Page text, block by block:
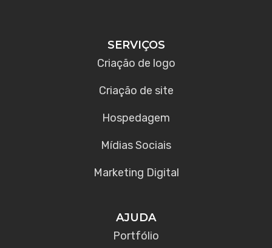
SERVIÇOS
Criação de logo
Criação de site
Hospedagem
Mídias Sociais
Marketing Digital
AJUDA
Portfólio